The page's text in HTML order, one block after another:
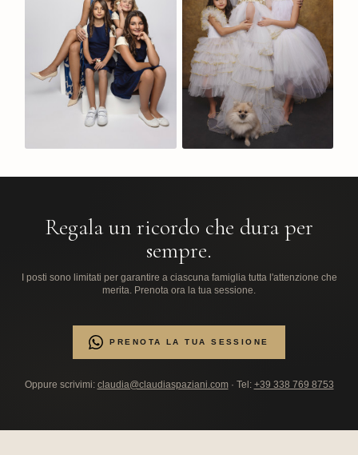
Regala un ricordo che dura per
sempre.
I posti sono limitati per garantire a ciascuna famiglia tutta l'attenzione che
merita. Prenota ora la tua sessione.
PRENOTA LA TUA SESSIONE
Oppure scrivimi: claudia@claudiaspaziani.com· Tel: +39 338 769 8753